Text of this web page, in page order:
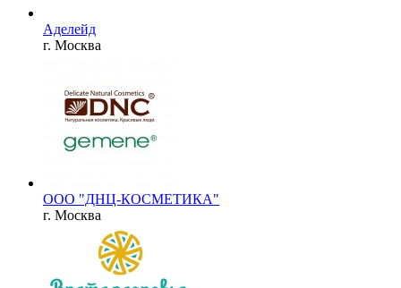
Аделейд
г. Москва
OOO "ДНЦ-КОСМЕТИКА"
г. Москва